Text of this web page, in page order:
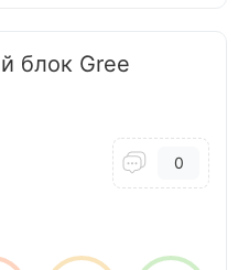
блок Gree
0